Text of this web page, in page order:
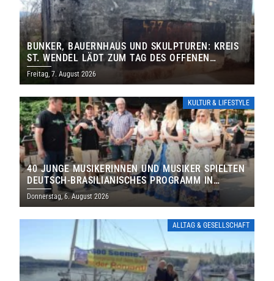
BUNKER, BAUERNHAUS UND SKULPTUREN: KREIS
ST. WENDEL LÄDT ZUM TAG DES OFFENEN
DENKMALS EIN
Freitag, 7. August 2026
KULTUR & LIFESTYLE
40 JUNGE MUSIKERINNEN UND MUSIKER SPIELTEN
DEUTSCH-BRASILIANISCHES PROGRAMM IN
THOLEY
Donnerstag, 6. August 2026
ALLTAG & GESELLSCHAFT